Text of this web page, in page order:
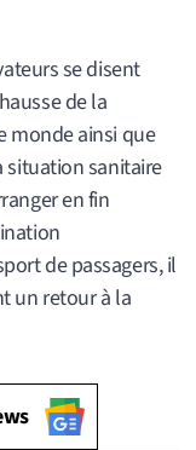
se disent
de la
monde ainsi que
situation sanitaire
en fin
de passagers, il
un retour à la